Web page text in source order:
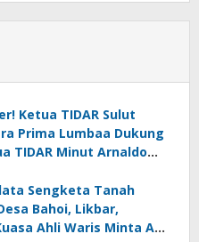
Ketua TIDAR Sulut
Prima Lumbaa Dukung
TIDAR Minut Arnaldo
Bersih Tiga Gelar
Sengketa Tanah
Bahoi, Likbar,
Ahli Waris Minta APH